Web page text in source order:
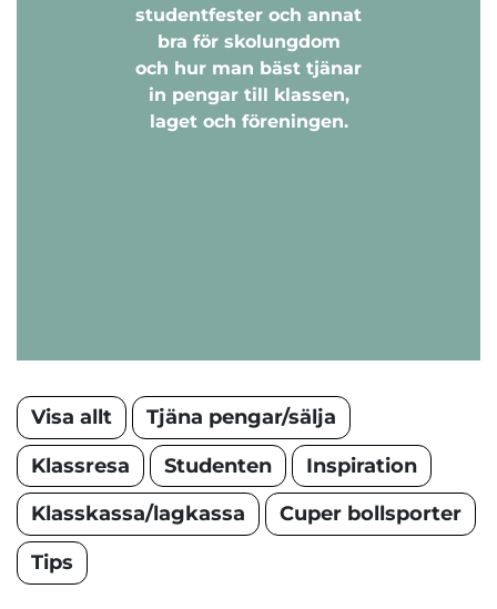
studentfester och annat
bra för skolungdom
och hur man bäst tjänar
in pengar till klassen,
laget och föreningen.
Visa allt Tjäna pengar/sälja
Klassresa Studenten Inspiration
Klasskassa/lagkassa Cuper bollsporter
Tips